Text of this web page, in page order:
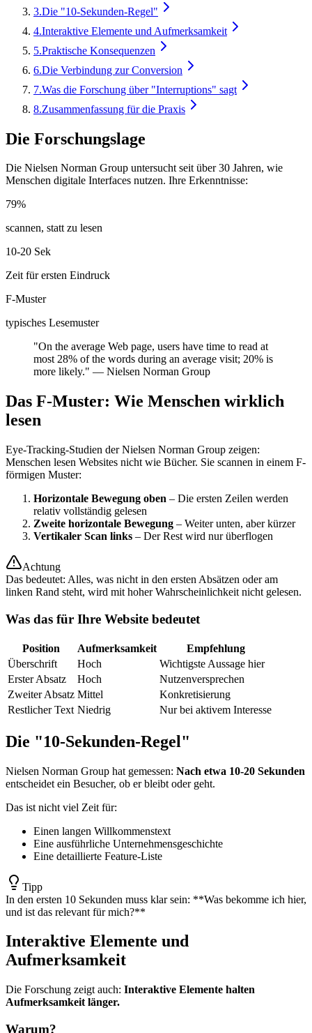
3.Die "10-Sekunden-Regel"
4.Interaktive Elemente und Aufmerksamkeit
5.Praktische Konsequenzen
6.Die Verbindung zur Conversion
7.Was die Forschung über "Interruptions" sagt
8.Zusammenfassung für die Praxis
Die Forschungslage
Die Nielsen Norman Group untersucht seit über 30 Jahren, wie
Menschen digitale Interfaces nutzen. Ihre Erkenntnisse:
79%
scannen, statt zu lesen
10-20 Sek
Zeit für ersten Eindruck
F-Muster
typisches Lesemuster
"On the average Web page, users have time to read at
most 28% of the words during an average visit; 20% is
more likely." — Nielsen Norman Group
Das F-Muster: Wie Menschen wirklich
lesen
Eye-Tracking-Studien der Nielsen Norman Group zeigen:
Menschen lesen Websites nicht wie Bücher. Sie scannen in einem F-
förmigen Muster:
Horizontale Bewegung oben – Die ersten Zeilen werden
relativ vollständig gelesen
Zweite horizontale Bewegung – Weiter unten, aber kürzer
Vertikaler Scan links – Der Rest wird nur überflogen
Achtung
Das bedeutet: Alles, was nicht in den ersten Absätzen oder am
linken Rand steht, wird mit hoher Wahrscheinlichkeit nicht gelesen.
Was das für Ihre Website bedeutet
Position Aufmerksamkeit
Empfehlung
Überschrift
Hoch
Wichtigste Aussage hier
Erster Absatz
Hoch
Nutzenversprechen
Zweiter Absatz Mittel
Konkretisierung
Restlicher Text Niedrig Nur bei aktivem Interesse
Die "10-Sekunden-Regel"
Nielsen Norman Group hat gemessen: Nach etwa 10-20 Sekunden
entscheidet ein Besucher, ob er bleibt oder geht.
Das ist nicht viel Zeit für:
Einen langen Willkommenstext
Eine ausführliche Unternehmensgeschichte
Eine detaillierte Feature-Liste
Tipp
In den ersten 10 Sekunden muss klar sein: **Was bekomme ich hier,
und ist das relevant für mich?**
Interaktive Elemente und
Aufmerksamkeit
Die Forschung zeigt auch: Interaktive Elemente halten
Aufmerksamkeit länger.
Warum?